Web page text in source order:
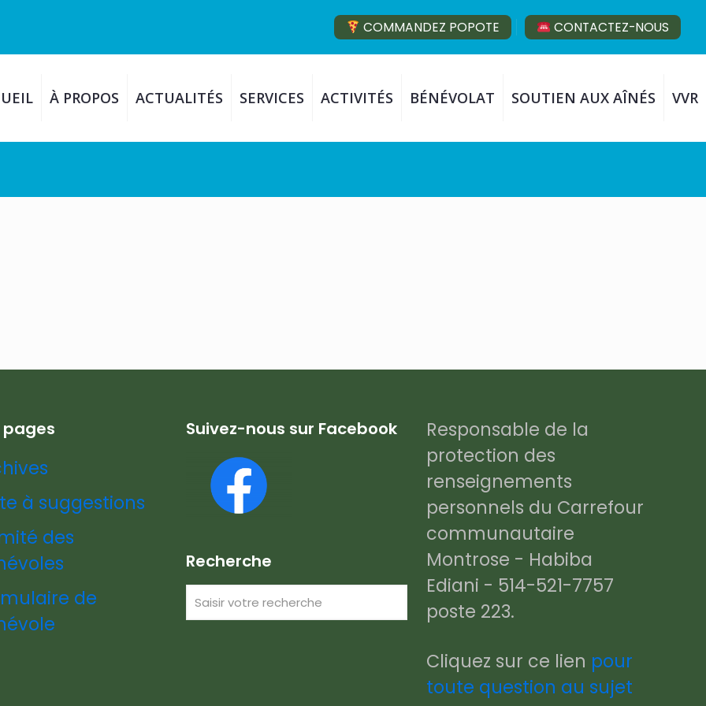
COMMANDEZ POPOTE CONTACTEZ-NOUS
À PROPOS ACTUALITÉS SERVICES ACTIVITÉS BÉNÉVOLAT SOUTIEN AUX AÎNÉS VVR
à suggestions
des
de
Suivez-nous sur Facebook
Recherche
Responsable de la
protection des
renseignements
personnels du Carrefour
communautaire
Montrose - Habiba
Ediani - 514-521-7757
poste 223.
Cliquez sur ce lien pour
toute question au sujet